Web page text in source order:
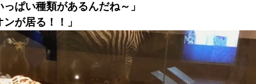
ぱい種類があるんだね～」
が居る！！」